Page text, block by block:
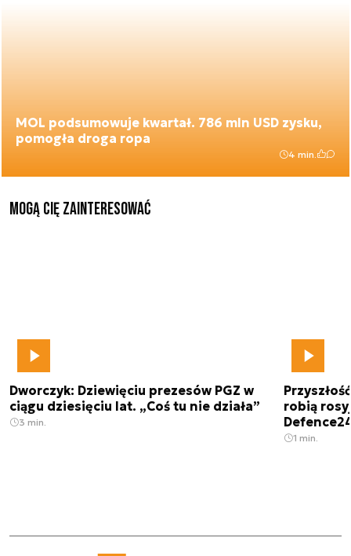
MOL podsumowuje kwartał. 786 mln USD zysku,
pomogła droga ropa
4 min.
Mogą Cię zainteresować
Dworczyk: Dziewięciu prezesów PGZ w
ciągu dziesięciu lat. „Coś tu nie działa”
3 min.
robią
1 min.